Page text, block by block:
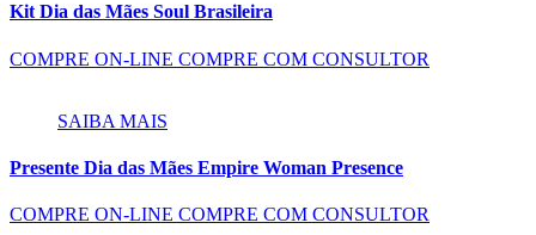
Kit Dia das Mães Soul Brasileira
COMPRE ON-LINE COMPRE COM CONSULTOR
SAIBA MAIS
Presente Dia das Mães Empire Woman Presence
COMPRE ON-LINE COMPRE COM CONSULTOR